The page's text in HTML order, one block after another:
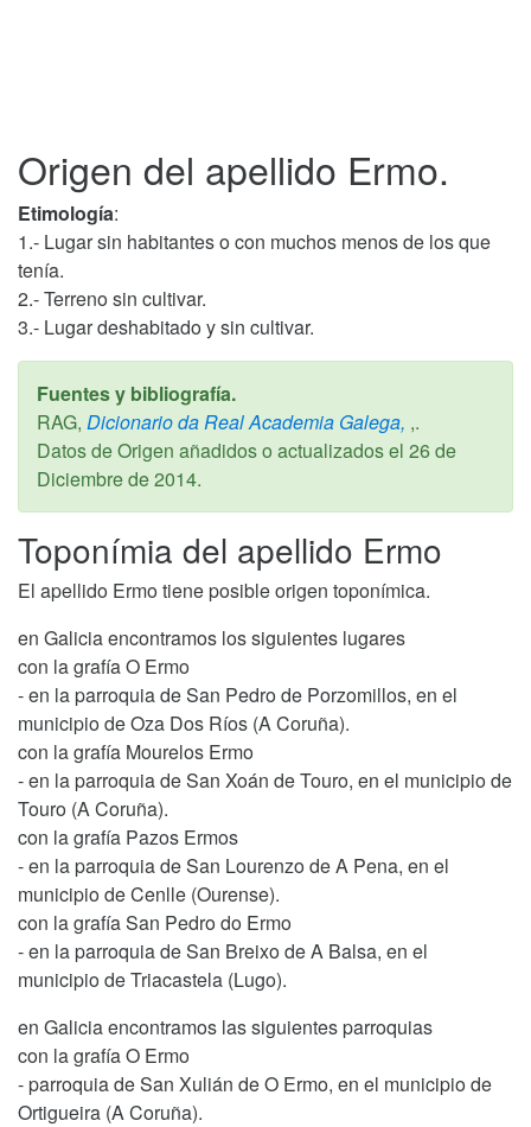
Origen del apellido Ermo.
Etimología:
1.- Lugar sin habitantes o con muchos menos de los que
tenía.
2.- Terreno sin cultivar.
3.- Lugar deshabitado y sin cultivar.
Fuentes y bibliografía.
RAG, Dicionario da Real Academia Galega, ,.
Datos de Origen añadidos o actualizados el 26 de
Diciembre de 2014.
Toponímia del apellido Ermo
El apellido Ermo tiene posible origen toponímica.
en Galicia encontramos los siguientes lugares
con la grafía O Ermo
- en la parroquia de San Pedro de Porzomillos, en el
municipio de Oza Dos Ríos (A Coruña).
con la grafía Mourelos Ermo
- en la parroquia de San Xoán de Touro, en el municipio de
Touro (A Coruña).
con la grafía Pazos Ermos
- en la parroquia de San Lourenzo de A Pena, en el
municipio de Cenlle (Ourense).
con la grafía San Pedro do Ermo
- en la parroquia de San Breixo de A Balsa, en el
municipio de Triacastela (Lugo).
en Galicia encontramos las siguientes parroquias
con la grafía O Ermo
- parroquia de San Xulián de O Ermo, en el municipio de
Ortigueira (A Coruña).